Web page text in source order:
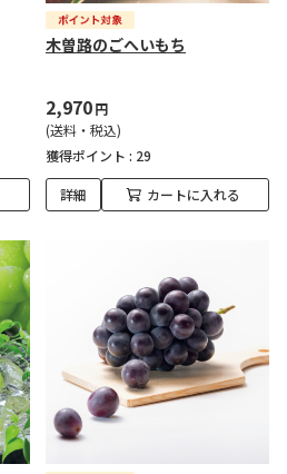
木曽路のごへいもち
2,970円
(送料・税込)
獲得ポイント : 29
詳細 カートに入れる